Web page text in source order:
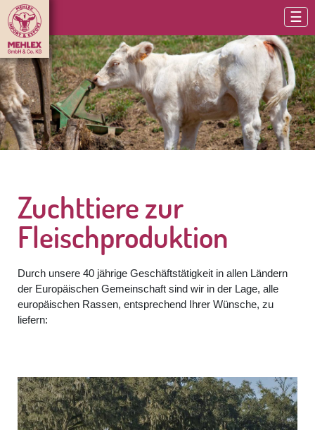
☰
Zuchttiere zur
Fleischproduktion
Durch unsere 40 jährige Geschäftstätigkeit in allen Ländern
der Europäischen Gemeinschaft sind wir in der Lage, alle
europäischen Rassen, entsprechend Ihrer Wünsche, zu
liefern: